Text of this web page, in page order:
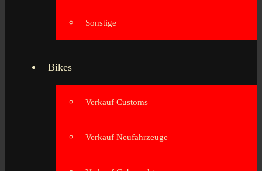
Sonstige
Bikes
Verkauf Customs
Verkauf Neufahrzeuge